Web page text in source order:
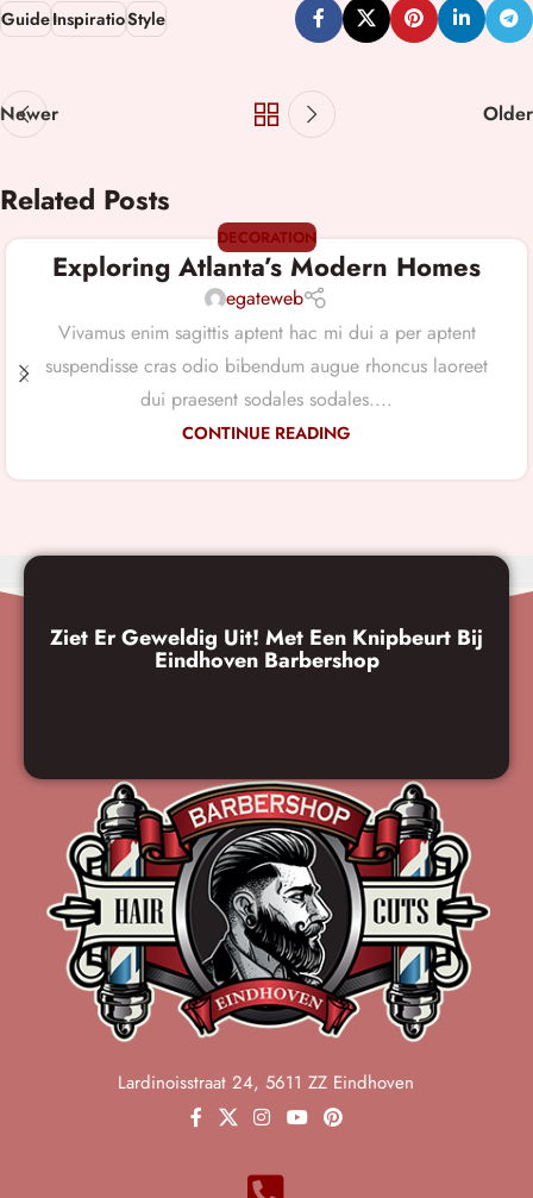
GuideInspiratioStyle
Newer Older
Related Posts
DECORATION
Exploring Atlanta’s Modern Homes
egateweb
Vivamus enim sagittis aptent hac mi dui a per aptent
suspendisse cras odio bibendum augue rhoncus laoreet
dui praesent sodales sodales....
CONTINUE READING
Ziet Er Geweldig Uit! Met Een Knipbeurt Bij
Eindhoven Barbershop
Lardinoisstraat 24, 5611 ZZ Eindhoven